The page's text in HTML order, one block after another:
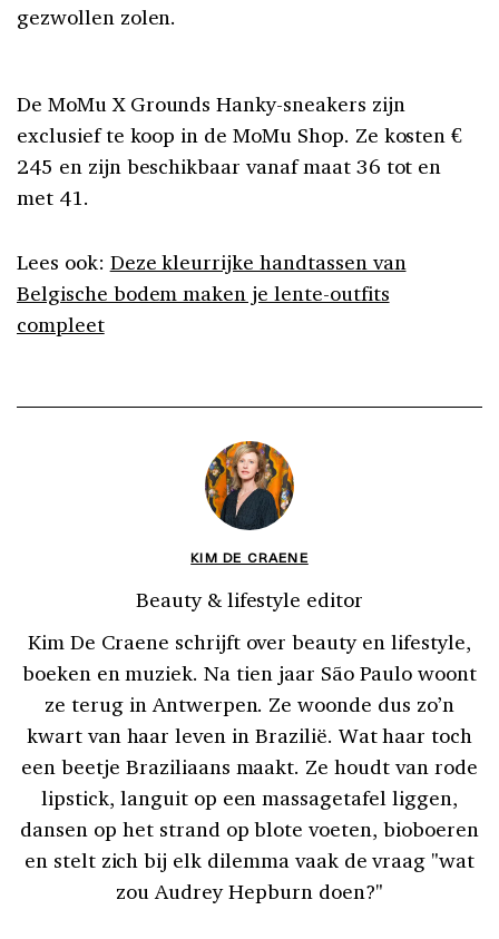
gezwollen zolen.
De MoMu X Grounds Hanky-sneakers zijn
exclusief te koop in de MoMu Shop. Ze kosten €
245 en zijn beschikbaar vanaf maat 36 tot en
met 41.
Lees ook: Deze kleurrijke handtassen van
Belgische bodem maken je lente-outfits
compleet
KIM DE CRAENE
Beauty & lifestyle editor
Kim De Craene schrijft over beauty en lifestyle,
boeken en muziek. Na tien jaar São Paulo woont
ze terug in Antwerpen. Ze woonde dus zo’n
kwart van haar leven in Brazilië. Wat haar toch
een beetje Braziliaans maakt. Ze houdt van rode
lipstick, languit op een massagetafel liggen,
dansen op het strand op blote voeten, bioboeren
en stelt zich bij elk dilemma vaak de vraag "wat
zou Audrey Hepburn doen?"